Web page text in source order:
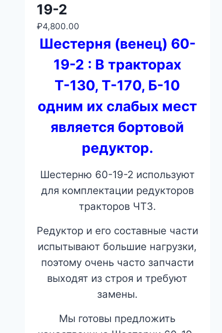
19-2
₽4,800.00
Шестерня (венец) 60-
19-2 : В тракторах
Т-130, Т-170, Б-10
одним их слабых мест
является бортовой
редуктор.
Шестерню 60-19-2 используют
для комплектации редукторов
тракторов ЧТЗ.
Редуктор и его составные части
испытывают большие нагрузки,
поэтому очень часто запчасти
выходят из строя и требуют
замены.
Мы готовы предложить